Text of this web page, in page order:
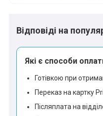
Відповіді на
Які є способи
Готівкою при
Переказ на картку
Післяплата на
*
*